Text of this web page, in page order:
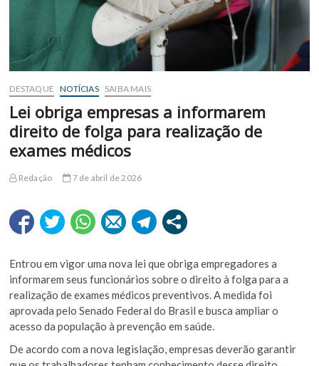
DESTAQUE NOTÍCIAS SAIBA MAIS
Lei obriga empresas a informarem
direito de folga para realização de
exames médicos
Redação 7 de abril de 2026
Entrou em vigor uma nova lei que obriga empregadores a
informarem seus funcionários sobre o direito à folga para a
realização de exames médicos preventivos. A medida foi
aprovada peloSenado Federal do Brasil e busca ampliar o
acesso da população à prevenção em saúde.
De acordo com a nova legislação, empresas deverão garantir